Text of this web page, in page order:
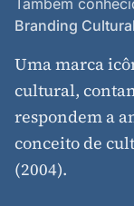
Também
Branding
Uma marca
cultural,
respondem a
conceito de
(2004).